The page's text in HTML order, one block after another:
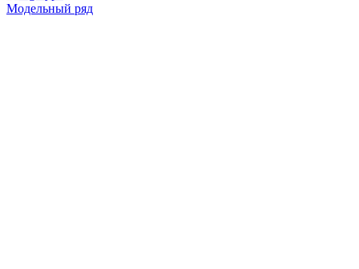
Модельный ряд